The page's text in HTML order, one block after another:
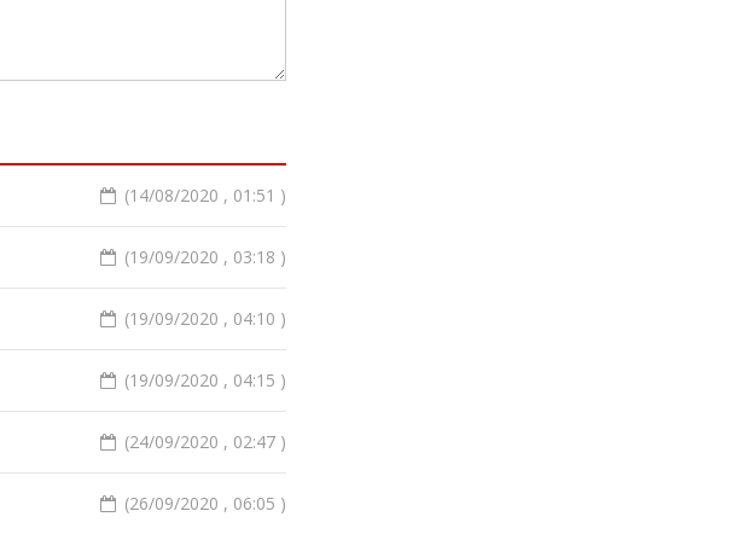
(14/08/2020 , 01:51 )
(19/09/2020 , 03:18 )
(19/09/2020 , 04:10 )
(19/09/2020 , 04:15 )
(24/09/2020 , 02:47 )
(26/09/2020 , 06:05 )